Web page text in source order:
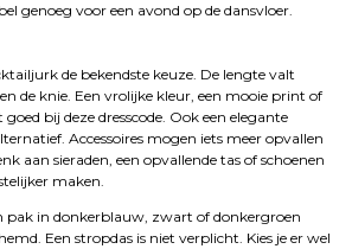
genoeg voor een avond op de dansvloer.
de bekendste keuze. De lengte valt
de knie. Een vrolijke kleur, een mooie print of
bij deze dresscode. Ook een elegante
Accessoires mogen iets meer opvallen
aan sieraden, een opvallende tas of schoenen
maken.
pak in donkerblauw, zwart of donkergroen
Een stropdas is niet verplicht. Kies je er wel